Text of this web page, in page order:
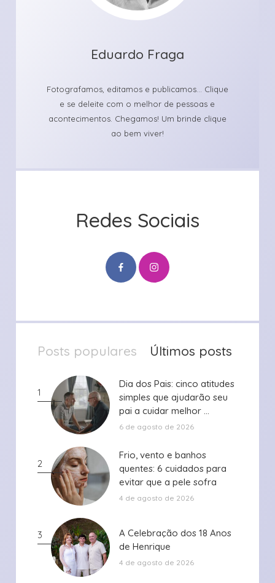
Eduardo Fraga
Fotografamos, editamos e publicamos... Clique
e se deleite com o melhor de pessoas e
acontecimentos. Chegamos! Um brinde clique
ao bem viver!
Redes Sociais
Posts populares Últimos posts
1
Dia dos Pais: cinco atitudes
simples que ajudarão seu
pai a cuidar melhor ...
Dia dos Pais: cinco atitudes
simples que ajudarão seu
pai a cuidar melhor ...
6 de agosto de 2026
2
Frio, vento e banhos
quentes: 6 cuidados para
evitar que a pele sofra
durante ...
Frio, vento e banhos
quentes: 6 cuidados para
evitar que a pele sofra
durante ...
4 de agosto de 2026
3
A Celebração dos 18 Anos
de Henrique
A Celebração dos 18 Anos
de Henrique
4 de agosto de 2026